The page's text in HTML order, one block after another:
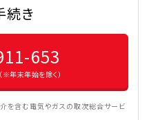
続き
653
末年始を除く）
を含む電気やガスの取次総合サービ